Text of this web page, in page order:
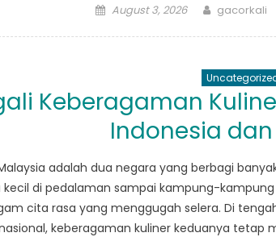
Posted
August 3, 2026 Author
gacorkali
Keberagaman
Indonesia
adalah dua negara yang berbagi
kecil di pedalaman sampai kampung-
cita rasa yang menggugah selera. Di
keberagaman kuliner keduanya tetap